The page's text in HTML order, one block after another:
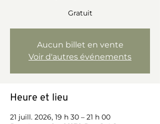
Gratuit
Aucun billet en vente
Voir d'autres événements
Heure et lieu
21 juill. 2026, 19 h 30 – 21 h 00